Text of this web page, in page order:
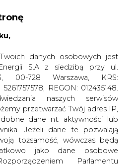
A A
ZALOGUJ SIĘ
danych osobowych jest
S.A z siedzibą przy ul.
00-728 Warszawa, KRS:
REGON: 012435148.
naszych serwisów
przetwarzać Twój adres IP,
dane nt. aktywności lub
Jeżeli dane te pozwalają
tożsamość, wówczas będą
jako dane osobowe
Parlamentu